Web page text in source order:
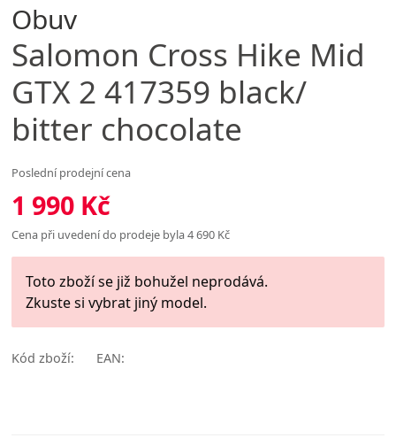
Obuv
Salomon Cross Hike Mid
GTX 2 417359 black/
bitter chocolate
Poslední prodejní cena
1 990 Kč
Cena při uvedení do prodeje byla 4 690 Kč
Toto zboží se již bohužel neprodává.
Zkuste si vybrat jiný model.
Kód zboží: EAN: